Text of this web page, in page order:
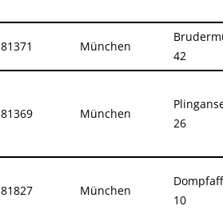
81371 München
42
81369 München
26
81827 München
10